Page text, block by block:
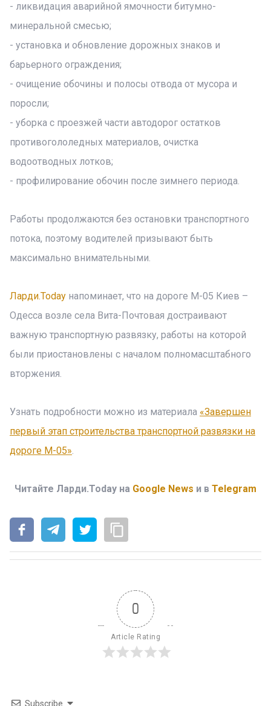
- ликвидация аварийной ямочности битумно-
минеральной смесью;
- установка и обновление дорожных знаков и
барьерного ограждения;
- очищение обочины и полосы отвода от мусора и
поросли;
- уборка с проезжей части автодорог остатков
противогололедных материалов, очистка
водоотводных лотков;
- профилирование обочин после зимнего периода.
Работы продолжаются без остановки транспортного
потока, поэтому водителей призывают быть
максимально внимательными.
Ларди.Today напоминает, что на дороге М-05 Киев –
Одесса возле села Вита-Почтовая достраивают
важную транспортную развязку, работы на которой
были приостановлены с началом полномасштабного
вторжения.
Узнать подробности можно из материала «Завершен
первый этап строительства транспортной развязки на
дороге М-05».
Читайте Ларди.Today на Google News и в Telegram
0
Article Rating
Subscribe